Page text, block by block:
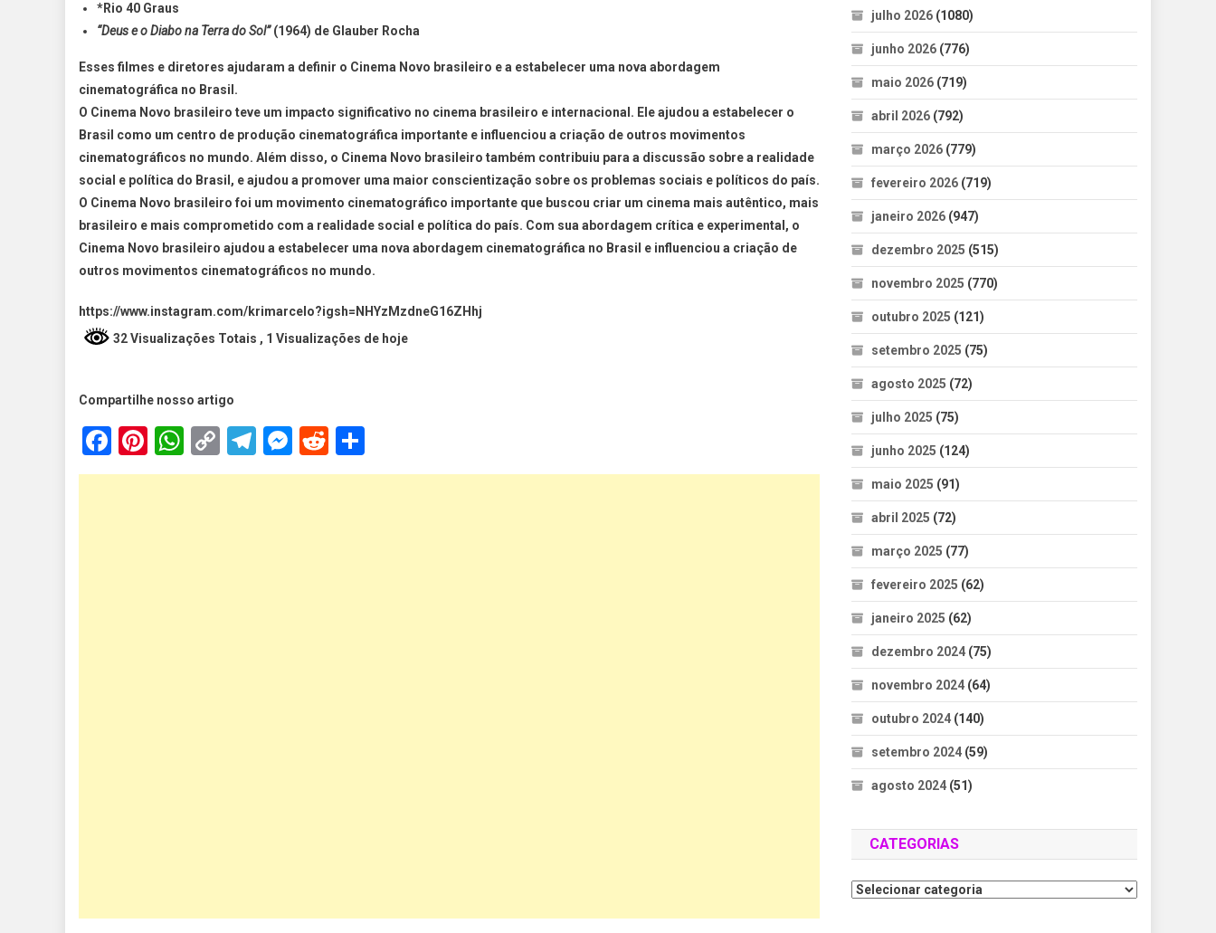
*Rio 40 Graus
“Deus e o Diabo na Terra do Sol”(1964) de Glauber Rocha
Esses filmes e diretores ajudaram a definir o Cinema Novo brasileiro e a estabelecer uma nova abordagem
cinematográfica no Brasil.
O Cinema Novo brasileiro teve um impacto significativo no cinema brasileiro e internacional. Ele ajudou a estabelecer o
Brasil como um centro de produção cinematográfica importante e influenciou a criação de outros movimentos
cinematográficos no mundo. Além disso, o Cinema Novo brasileiro também contribuiu para a discussão sobre a realidade
social e política do Brasil, e ajudou a promover uma maior conscientização sobre os problemas sociais e políticos do país.
O Cinema Novo brasileiro foi um movimento cinematográfico importante que buscou criar um cinema mais autêntico, mais
brasileiro e mais comprometido com a realidade social e política do país. Com sua abordagem crítica e experimental, o
Cinema Novo brasileiro ajudou a estabelecer uma nova abordagem cinematográfica no Brasil e influenciou a criação de
outros movimentos cinematográficos no mundo.
https://www.instagram.com/krimarcelo?igsh=NHYzMzdneG16ZHhj
32 Visualizações Totais , 1 Visualizações de hoje
Compartilhe nosso artigo
Facebook
Pinterest
WhatsApp
Copy
Link
Telegram
Messenger
Reddit
julho 2026 (1080)
junho 2026 (776)
maio 2026 (719)
abril 2026 (792)
março 2026 (779)
fevereiro 2026 (719)
janeiro 2026 (947)
dezembro 2025 (515)
novembro 2025 (770)
outubro 2025 (121)
setembro 2025 (75)
agosto 2025 (72)
julho 2025 (75)
junho 2025 (124)
maio 2025 (91)
abril 2025 (72)
março 2025 (77)
fevereiro 2025 (62)
janeiro 2025 (62)
dezembro 2024 (75)
novembro 2024 (64)
outubro 2024 (140)
setembro 2024 (59)
agosto 2024 (51)
CATEGORIAS